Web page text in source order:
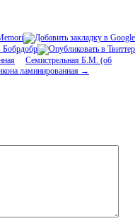
Семистрельная Б.М. (об
ламинированная →